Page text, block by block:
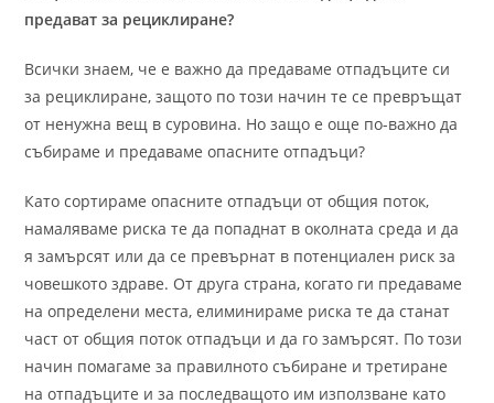
предават за рециклиране?
Всички знаем, че е важно да предаваме отпадъците си
за рециклиране, защото по този начин те се превръщат
от ненужна вещ в суровина. Но защо е още по-важно да
събираме и предаваме опасните отпадъци?
Като сортираме опасните отпадъци от общия поток,
намаляваме риска те да попаднат в околната среда и да
я замърсят или да се превърнат в потенциален риск за
човешкото здраве. От друга страна, когато ги предаваме
на определени места, елиминираме риска те да станат
част от общия поток отпадъци и да го замърсят. По този
начин помагаме за правилното събиране и третиране
на отпадъците и за последващото им използване като